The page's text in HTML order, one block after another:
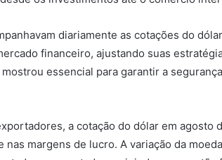
diariamente as cotações do
financeiro, ajustando suas
essencial para garantir a
a cotação do dólar em agosto
nas margens de lucro. A variação da